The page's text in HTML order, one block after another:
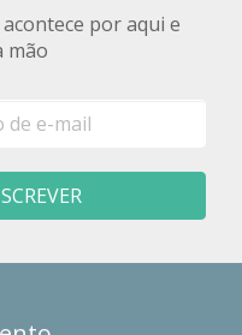
por aqui e
mão